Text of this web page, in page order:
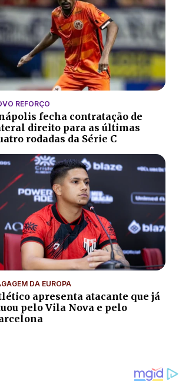
REFORÇO
fecha contratação de
direito para as últimas
rodadas da Série C
DA EUROPA
apresenta atacante que já
pelo Vila Nova e pelo